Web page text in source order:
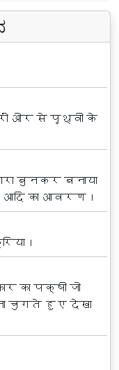
ओर से पृथ्वी के
बुनकर बनाया
आदि का आवरण।
का पक्षी जो
चुगते हुए देखा